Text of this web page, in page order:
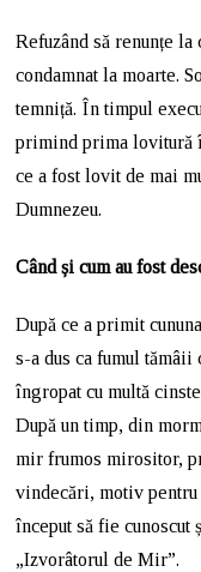
Refuzând să renunțe
condamnat la moarte.
temniță. În timpul
primind prima lovitură
ce a fost lovit de mai
Dumnezeu.
Când și cum au fost
După ce a primit
s-a dus ca fumul
îngropat cu multă
După un timp, din
mir frumos mirositor,
vindecări, motiv
început să fie cunoscut
„Izvorâtorul de Mir”.